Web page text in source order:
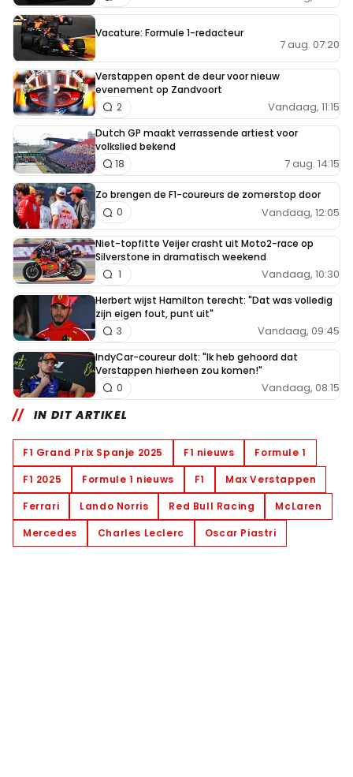
Vacature: Formule 1-redacteur
7 aug. 07:20
Verstappen opent de deur voor nieuw
evenement op Zandvoort
Vandaag, 11:15
2
Dutch GP maakt verrassende artiest voor
volkslied bekend
7 aug. 14:15
18
Zo brengen de F1-coureurs de zomerstop door
Vandaag, 12:05
0
Niet-topfitte Veijer crasht uit Moto2-race op
Silverstone in dramatisch weekend
Vandaag, 10:30
1
Herbert wijst Hamilton terecht: "Dat was volledig
zijn eigen fout, punt uit"
Vandaag, 09:45
3
IndyCar-coureur dolt: "Ik heb gehoord dat
Verstappen hierheen zou komen!"
Vandaag, 08:15
0
IN DIT ARTIKEL
F1 Grand Prix Spanje 2025 F1 nieuws
Formule 1
F1 2025
Formule 1 nieuws F1
Max Verstappen
Ferrari
Lando Norris Red Bull Racing
McLaren
Mercedes
Charles Leclerc Oscar Piastri